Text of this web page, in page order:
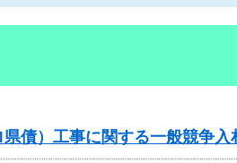
債）工事に関する一般競争入